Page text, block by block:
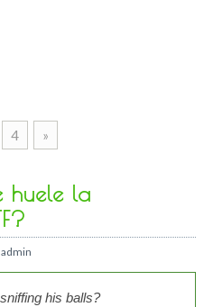
4 »
huele la
admin
his balls?